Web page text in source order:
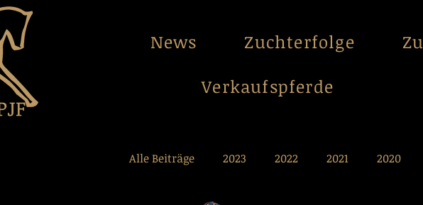
News Zuchterfolge
Verkaufspferde
Alle Beiträge 2023 2022 2021 2020